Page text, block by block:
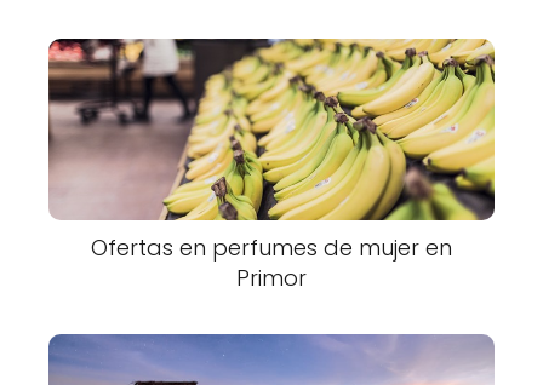
Ofertas en perfumes de mujer en
Primor